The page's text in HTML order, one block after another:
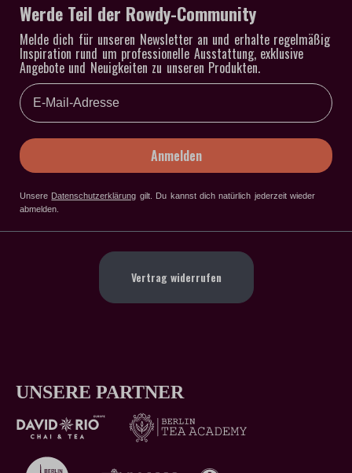
Werde Teil der Rowdy-Community
Melde dich für unseren Newsletter an und erhalte regelmäßig
Inspiration rund um professionelle Ausstattung, exklusive
Angebote und Neuigkeiten zu unseren Produkten.
Email
Anmelden
Unsere Datenschutzerklärung gilt. Du kannst dich natürlich jederzeit wieder
abmelden.
Vertrag widerrufen
UNSERE PARTNER